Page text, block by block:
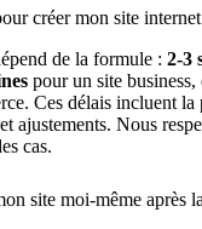
créer mon site
de la formule : 2-3
pour un site business,
Ces délais incluent la
ajustements. Nous
cas.
site moi-même après